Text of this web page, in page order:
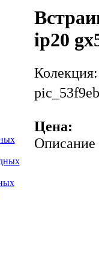
ip20
Цена:
Описание